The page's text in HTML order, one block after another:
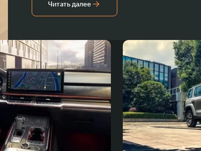
Читать далее